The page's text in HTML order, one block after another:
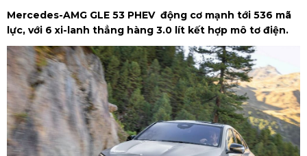
Mercedes-AMG GLE 53 PHEV động cơ mạnh tới 536 mã
lực, với 6 xi-lanh thẳng hàng 3.0 lít kết hợp mô tơ điện.